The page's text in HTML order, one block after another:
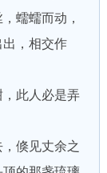
蠕蠕而动，
，相交作
此人必是弄
倏见丈余之